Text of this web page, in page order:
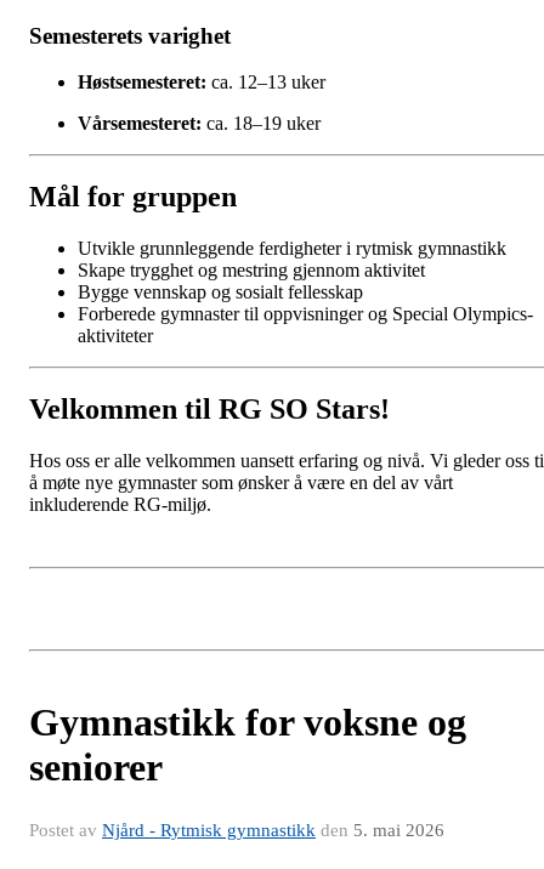
Semesterets varighet
Høstsemesteret: ca. 12–13 uker
Vårsemesteret: ca. 18–19 uker
Mål for gruppen
Utvikle grunnleggende ferdigheter i rytmisk gymnastikk
Skape trygghet og mestring gjennom aktivitet
Bygge vennskap og sosialt fellesskap
Forberede gymnaster til oppvisninger og Special Olympics-
aktiviteter
Velkommen til RG SO Stars!
Hos oss er alle velkommen uansett erfaring og nivå. Vi gleder oss
å møte nye gymnaster som ønsker å være en del av vårt
inkluderende RG-miljø.
Gymnastikk for voksne og
seniorer
Postet av Njård - Rytmisk gymnastikk den 5. mai 2026